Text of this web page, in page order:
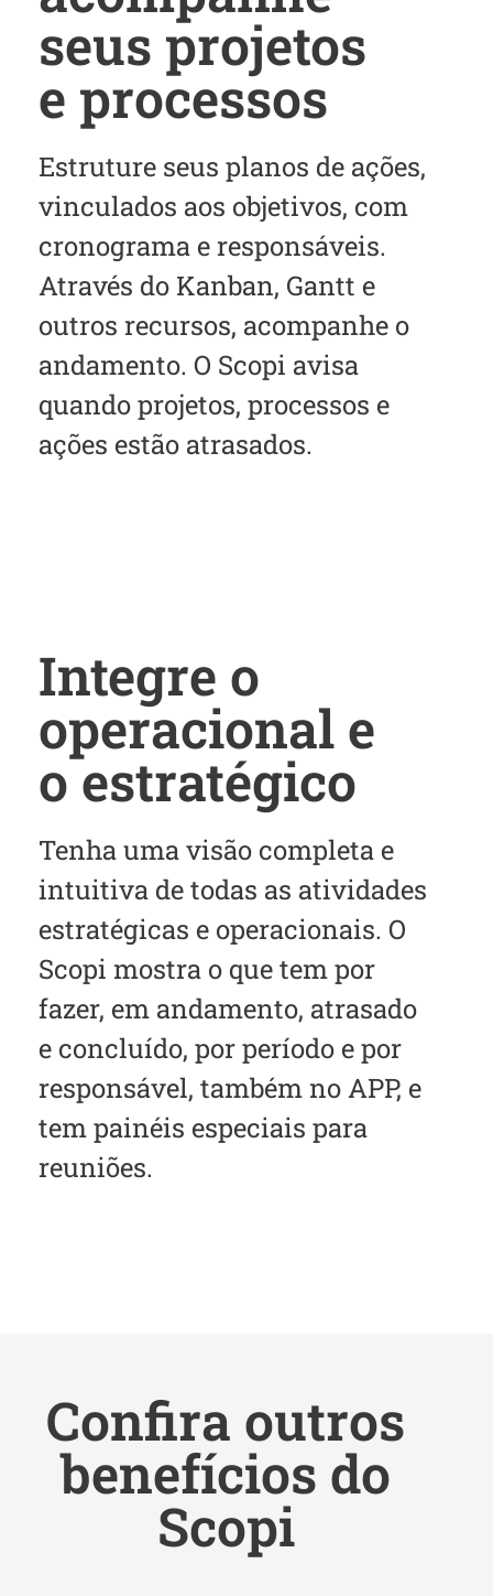
seus projetos
e processos
Estruture seus planos de ações,
vinculados aos objetivos, com
cronograma e responsáveis.
Através do Kanban, Gantt e
outros recursos, acompanhe o
andamento. O Scopi avisa
quando projetos, processos e
ações estão atrasados.
Integre o
operacional e
o estratégico
Tenha uma visão completa e
intuitiva de todas as atividades
estratégicas e operacionais. O
Scopi mostra o que tem por
fazer, em andamento, atrasado
e concluído, por período e por
responsável, também no APP, e
tem painéis especiais para
reuniões.
Confira outros
benefícios do
Scopi